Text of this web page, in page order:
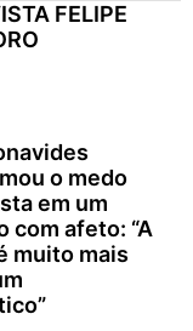
FELIPE
o medo
em um
com afeto: “A
muito mais